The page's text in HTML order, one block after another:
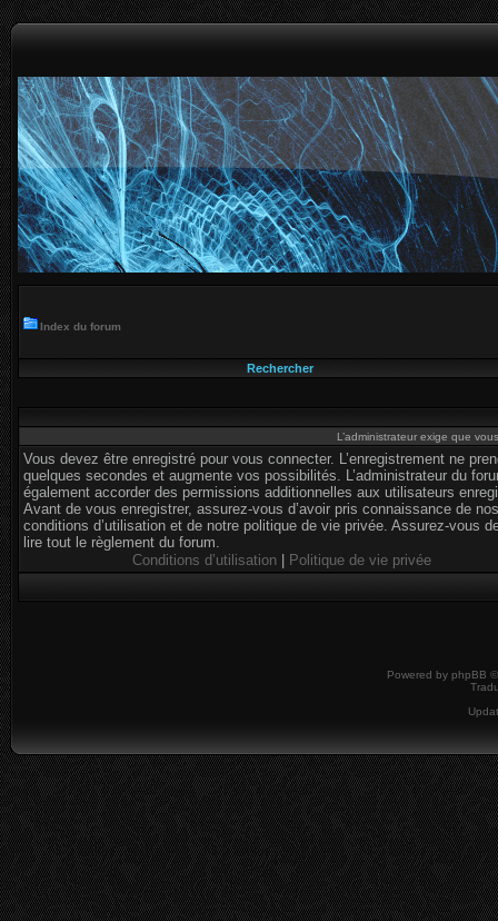
Index du forum
Rechercher
L’administrateur exige que
Vous devez être enregistré pour vous connecter. L’enregistrement ne
quelques secondes et augmente vos possibilités. L’administrateur du
également accorder des permissions additionnelles aux utilisateurs
Avant de vous enregistrer, assurez-vous d’avoir pris connaissance de nos
conditions d’utilisation et de notre politique de vie privée. Assurez-vous
lire tout le règlement du forum.
Conditions d’utilisation
Politique de vie privée
Powered by phpBB